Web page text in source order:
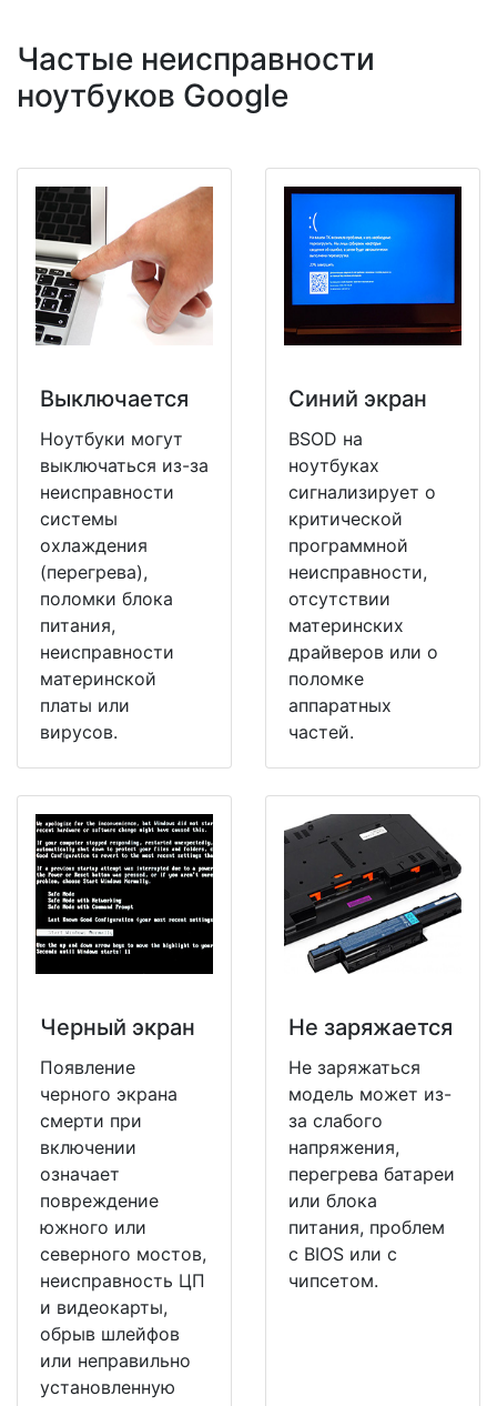
Частые неисправности
ноутбуков Google
Выключается
Ноутбуки могут
выключаться из-за
неисправности
системы
охлаждения
(перегрева),
поломки блока
питания,
неисправности
материнской
платы или
вирусов.
Синий экран
BSOD на
ноутбуках
сигнализирует о
критической
программной
неисправности,
отсутствии
материнских
драйверов или о
поломке
аппаратных
частей.
Черный экран
Появление
черного экрана
смерти при
включении
означает
повреждение
южного или
северного мостов,
неисправность ЦП
и видеокарты,
обрыв шлейфов
или неправильно
установленную
Не заряжается
Не заряжаться
модель может из-
за слабого
напряжения,
перегрева батареи
или блока
питания, проблем
с BIOS или с
чипсетом.